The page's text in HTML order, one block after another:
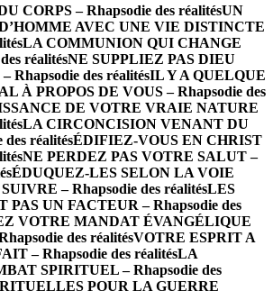
CORPS – Rhapsodie des réalitésUN
AVEC UNE VIE DISTINCTE
LA COMMUNION QUI CHANGE
réalitésNE SUPPLIEZ PAS DIEU
Rhapsodie des réalitésIL Y A QUELQUE
À PROPOS DE VOUS – Rhapsodie des
DE VOTRE VRAIE NATURE
LA CIRCONCISION VENANT DU
réalitésÉDIFIEZ-VOUS EN CHRIST
NE PERDEZ PAS VOTRE SALUT –
ÉDUQUEZ-LES SELON LA VOIE
– Rhapsodie des réalitésLES
PAS UN FACTEUR – Rhapsodie des
VOTRE MANDAT ÉVANGÉLIQUE
des réalitésVOTRE ESPRIT A
– Rhapsodie des réalitésLA
SPIRITUEL – Rhapsodie des
POUR LA GUERRE